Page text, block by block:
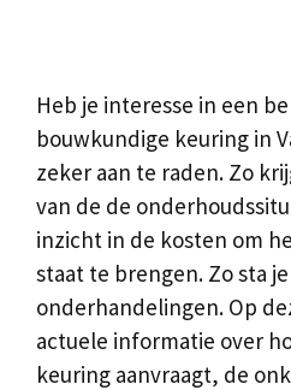
Heb je interesse in een
bouwkundige keuring in
zeker aan te raden. Zo
van de de
inzicht in de kosten om
staat te brengen. Zo sta
onderhandelingen. Op
actuele informatie over
keuring aanvraagt, de